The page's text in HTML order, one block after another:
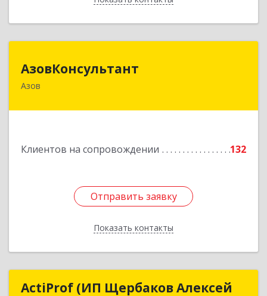
АзовКонсультант
Азов
Клиентов на сопровождении 132
Отправить заявку
Показать контакты
346780, Ростовская обл, Азов г, Петровский б-р,
Отправить заявку
Назад
ActiProf (ИП Щербаков Алексей
ActiProf (ИП Щербаков Алексей